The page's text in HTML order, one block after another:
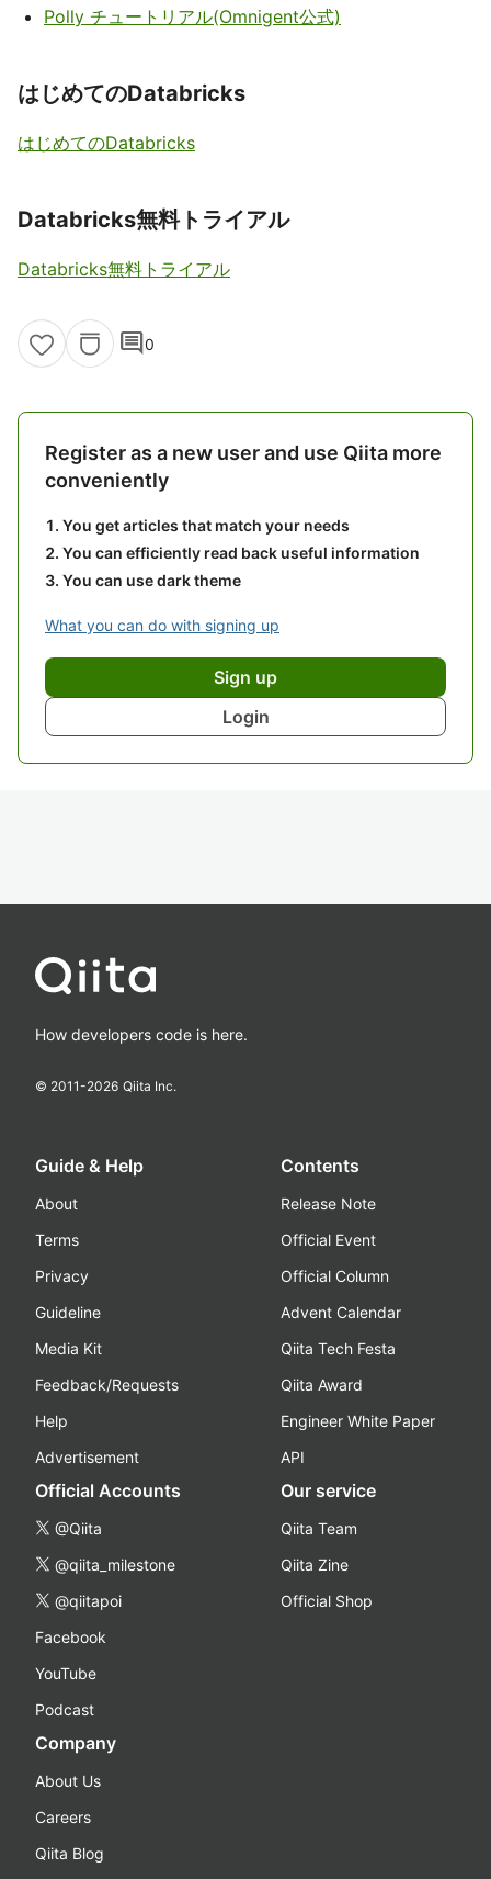
Polly チュートリアル(Omnigent公式)
はじめてのDatabricks
はじめてのDatabricks
Databricks無料トライアル
Databricks無料トライアル
comment0
Register as a new user and use Qiita more
conveniently
You get articles that match your needs
You can efficiently read back useful information
You can use dark theme
What you can do with signing up
Sign up
Login
How developers code is here.
© 2011-2026 Qiita Inc.
Guide & Help
About
Terms
Privacy
Guideline
Media Kit
Feedback/Requests
Help
Advertisement
Contents
Release Note
Official Event
Official Column
Advent Calendar
Qiita Tech Festa
Qiita Award
Engineer White Paper
API
Official Accounts
@Qiita
@qiita_milestone
@qiitapoi
Facebook
YouTube
Podcast
Our service
Qiita Team
Qiita Zine
Official Shop
Company
About Us
Careers
Qiita Blog